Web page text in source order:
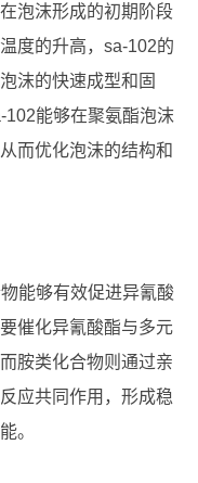
泡沫形成的初期阶段
度的升高，sa-102的
沫的快速成型和固
102能够在聚氨酯泡沫
而优化泡沫的结构和
能够有效促进异氰酸
催化异氰酸酯与多元
胺类化合物则通过亲
应共同作用，形成稳
。